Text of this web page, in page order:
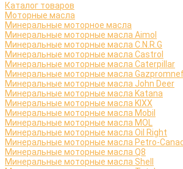
Каталог товаров
Моторные масла
Минеральные моторное масла
Минеральные моторные масла Aimol
Минеральные моторные масла C.N.R.G
Минеральные моторные масла Castrol
Минеральные моторные масла Caterpillar
Минеральные моторные масла
Минеральные моторные масла John Deer
Минеральные моторные масла Katana
Минеральные моторные масла KIXX
Минеральные моторные масла Mobil
Минеральные моторные масла MOL
Минеральные моторные масла Oil Right
Минеральные моторные масла Petro-
Минеральные моторные масла Q8
Минеральные моторные масла Shell